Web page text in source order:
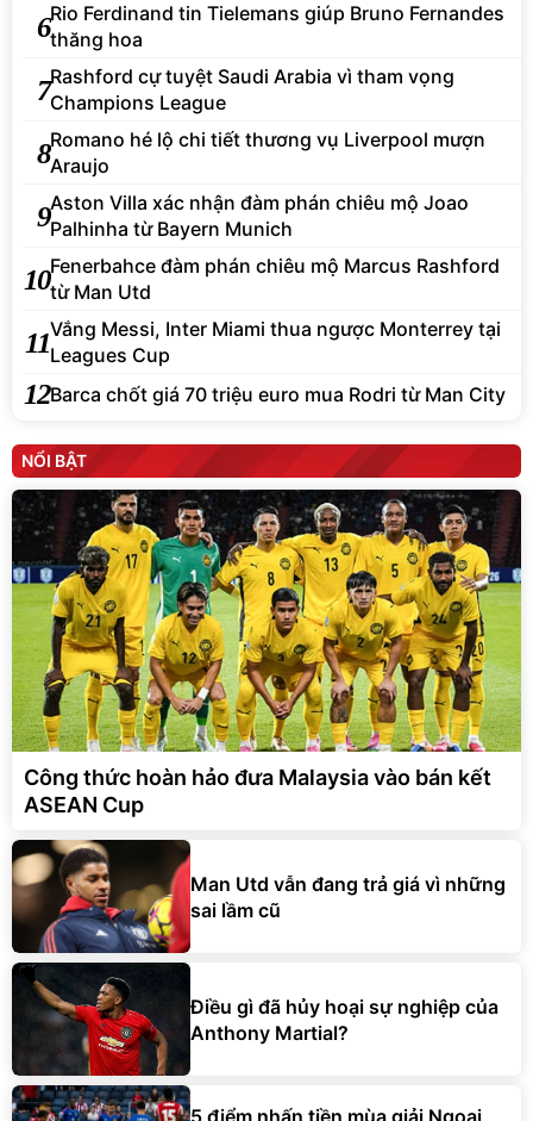
6Rio Ferdinand tin Tielemans giúp Bruno Fernandes
thăng hoa
7Rashford cự tuyệt Saudi Arabia vì tham vọng
Champions League
8Romano hé lộ chi tiết thương vụ Liverpool mượn
Araujo
9Aston Villa xác nhận đàm phán chiêu mộ Joao
Palhinha từ Bayern Munich
10Fenerbahce đàm phán chiêu mộ Marcus Rashford
từ Man Utd
11Vắng Messi, Inter Miami thua ngược Monterrey tại
Leagues Cup
12Barca chốt giá 70 triệu euro mua Rodri từ Man City
NỔI BẬT
Công thức hoàn hảo đưa Malaysia vào bán kết
ASEAN Cup
Man Utd vẫn đang trả giá vì những
sai lầm cũ
Điều gì đã hủy hoại sự nghiệp của
Anthony Martial?
5 điểm nhấn tiền mùa giải Ngoại